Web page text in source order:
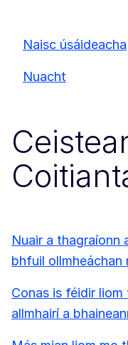
Naisc úsáideacha
Nuacht
Nuair a thagraíonn
bhfuil ollmheáchan
Conas is féidir
allmhairí a